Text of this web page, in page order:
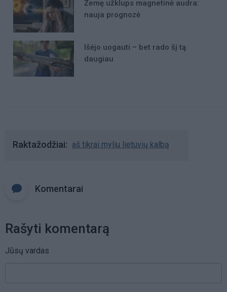
Žemę užklups magnetinė audra:
nauja prognozė
Išėjo uogauti – bet rado šį tą
daugiau
Raktažodžiai aš tikrai myliu lietuvių kalbą
Komentarai
Rašyti komentarą
Jūsų vardas